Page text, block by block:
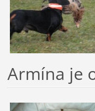
Armína je